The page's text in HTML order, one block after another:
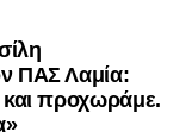
ΠΑΣ Λαμία:
προχωράμε.